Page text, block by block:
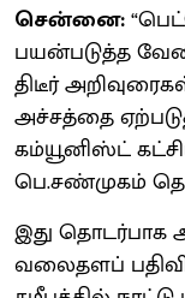
சென்னை:
பயன்படுத்த
திடீர்
அச்சத்தை
கம்யூனிஸ்ட்
பெ.சண்முகம்
இது தொடர்பாக
வலைதளப்